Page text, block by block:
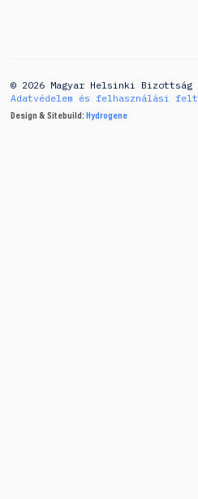
© 2026 Magyar Helsinki
Adatvédelem és felhasználási
Design & Sitebuild: Hydrogene